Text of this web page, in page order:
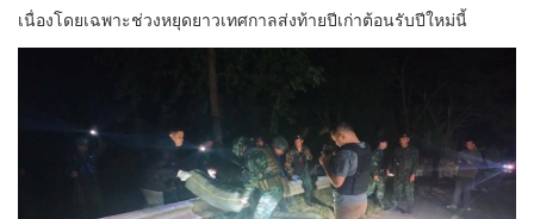
เนื่องโดยเฉพาะช่วงหยุดยาวเทศกาลส่งท้ายปีเก่าต้อนรับปีใหม่นี้